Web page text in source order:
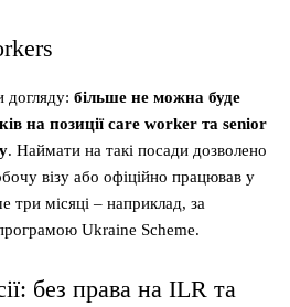
догляду: більше не можна буде
на позиції care worker та senior
. Наймати на такі посади дозволено
візу або офіційно працював у
місяці – наприклад, за
Ukraine Scheme.
без права на ILR та